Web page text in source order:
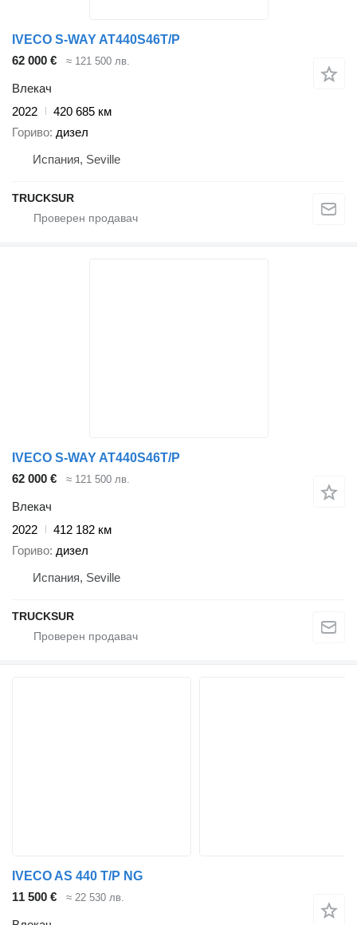
IVECO S-WAY AT440S46T/P
62 000 €
≈ 121 500 лв.
Влекач
2022
420 685 км
Гориво дизел
Испания, Seville
TRUCKSUR
IVECO S-WAY AT440S46T/P
62 000 €
≈ 121 500 лв.
Влекач
2022
412 182 км
Гориво дизел
Испания, Seville
TRUCKSUR
IVECO AS 440 T/P NG
11 500 €
≈ 22 530 лв.